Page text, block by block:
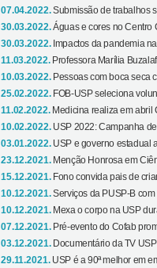
07.04.2022.Submissão de trabalhos
30.03.2022.Águas e cores no Centro
30.03.2022. Impactos da pandemia
11.03.2022. Professora Marília
10.03.2022. Pessoas com boca seca
25.02.2022. FOB-USP seleciona
11.02.2022. Medicina realiza em abril
10.02.2022. USP 2022: Campanha
03.01.2022. USP e governo estadual
23.12.2021. Menção Honrosa em
15.12.2021. Fono convida pais de
10.12.2021.Serviços da PUSP-B
10.12.2021. Mexa o corpo na USP
07.12.2021. Pré-evento do Cofab
03.12.2021. Documentário da TV
29.11.2021. USP é a 90ª melhor em